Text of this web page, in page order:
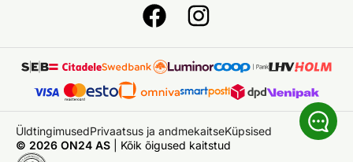
© 2026 ON24 AS Kõik õigused kaitstud
ÜldtingimusedPrivaatsus ja andmekaitseKüpsised